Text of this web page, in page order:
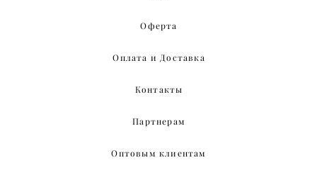
Оферта
Оплата и Доставка
Контакты
Партнерам
Оптовым клиентам